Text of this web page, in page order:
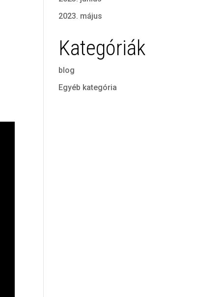
2023. május
Kategóriák
blog
Egyéb kategória